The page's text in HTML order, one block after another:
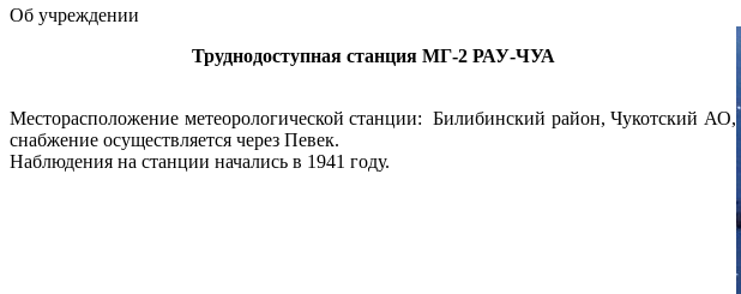
Об учреждении
Труднодоступная станция МГ-2 РАУ-ЧУА
Месторасположение метеорологической станции: Билибинский район, Чукотский АО,
снабжение осуществляется через Певек.
Наблюдения на станции начались в 1941 году.